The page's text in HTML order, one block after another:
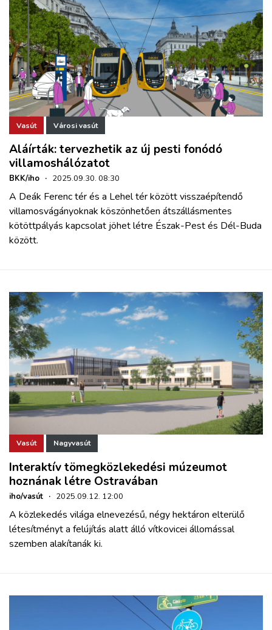
Vasút Városi vasút
Aláírták: tervezhetik az új pesti fonódó
villamoshálózatot
BKK/iho · 2025.09.30. 08:30
A Deák Ferenc tér és a Lehel tér között visszaépítendő
villamosvágányoknak köszönhetően átszállásmentes
kötöttpályás kapcsolat jöhet létre Észak-Pest és Dél-Buda
között.
Vasút Nagyvasút
Interaktív tömegközlekedési múzeumot
hoznának létre Ostravában
iho/vasút · 2025.09.12. 12:00
A közlekedés világa elnevezésű, négy hektáron elterülő
létesítményt a felújítás alatt álló vítkovicei állomással
szemben alakítanák ki.